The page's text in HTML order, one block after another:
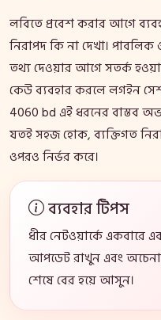
লবিতে প্রবেশ করার আগে
নিরাপদ কি না দেখা।
তথ্য দেওয়ার আগে সতর্ক
কেউ ব্যবহার করলে লগইন
4060 bd এই ধরনের বাস্তব
যতই সহজ হোক, ব্যক্তিগত
ওপরও নির্ভর করে।
ব্যবহার টিপস
ধীর নেটওয়ার্কে একবারে
আপডেট রাখুন এবং
শেষে বের হয়ে আসুন।